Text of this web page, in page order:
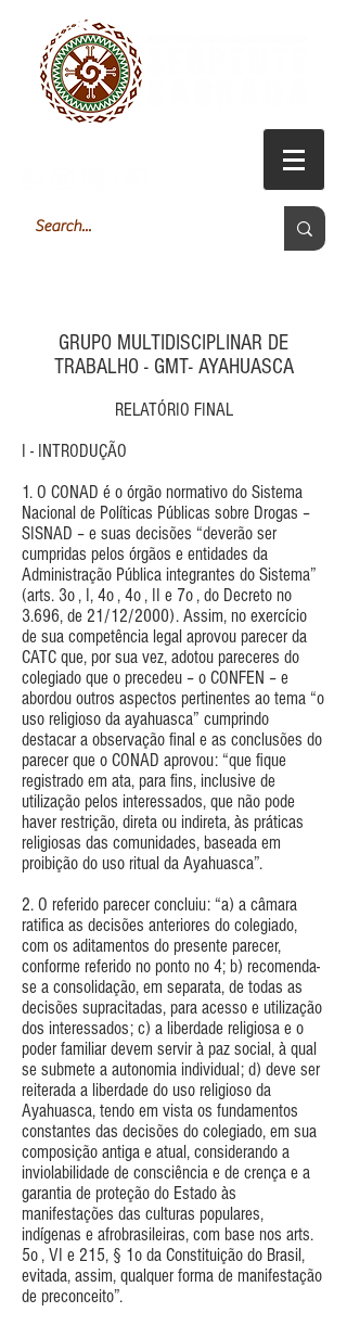
GRUPO MULTIDISCIPLINAR DE
TRABALHO - GMT- AYAHUASCA
RELATÓRIO FINAL
I - INTRODUÇÃO
1. O CONAD é o órgão normativo do Sistema
Nacional de Políticas Públicas sobre Drogas –
SISNAD – e suas decisões “deverão ser
cumpridas pelos órgãos e entidades da
Administração Pública integrantes do Sistema”
(arts. 3o , I, 4o , 4o , II e 7o , do Decreto no
3.696, de 21/12/2000). Assim, no exercício
de sua competência legal aprovou parecer da
CATC que, por sua vez, adotou pareceres do
colegiado que o precedeu – o CONFEN – e
abordou outros aspectos pertinentes ao tema “o
uso religioso da ayahuasca” cumprindo
destacar a observação final e as conclusões do
parecer que o CONAD aprovou: “que fique
registrado em ata, para fins, inclusive de
utilização pelos interessados, que não pode
haver restrição, direta ou indireta, às práticas
religiosas das comunidades, baseada em
proibição do uso ritual da Ayahuasca”.
2. O referido parecer concluiu: “a) a câmara
ratifica as decisões anteriores do colegiado,
com os aditamentos do presente parecer,
conforme referido no ponto no 4; b) recomenda-
se a consolidação, em separata, de todas as
decisões supracitadas, para acesso e utilização
dos interessados; c) a liberdade religiosa e o
poder familiar devem servir à paz social, à qual
se submete a autonomia individual; d) deve ser
reiterada a liberdade do uso religioso da
Ayahuasca, tendo em vista os fundamentos
constantes das decisões do colegiado, em sua
composição antiga e atual, considerando a
inviolabilidade de consciência e de crença e a
garantia de proteção do Estado às
manifestações das culturas populares,
indígenas e afrobrasileiras, com base nos arts.
5o , VI e 215, § 1o da Constituição do Brasil,
evitada, assim, qualquer forma de manifestação
de preconceito”.